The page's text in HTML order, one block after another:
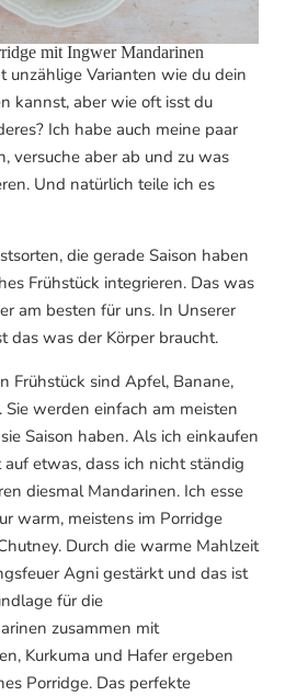
mit Ingwer Mandarinen
unzählige Varianten wie du dein
kannst, aber wie oft isst du
Ich habe auch meine paar
versuche aber ab und zu was
Und natürlich teile ich es
die gerade Saison haben
Frühstück integrieren. Das was
am besten für uns. In Unserer
das was der Körper braucht.
Frühstück sind Apfel, Banane,
Sie werden einfach am meisten
Saison haben. Als ich einkaufen
etwas, dass ich nicht ständig
diesmal Mandarinen. Ich esse
warm, meistens im Porridge
Durch die warme Mahlzeit
Agni gestärkt und das ist
für die
zusammen mit
Kurkuma und Hafer ergeben
Porridge. Das perfekte